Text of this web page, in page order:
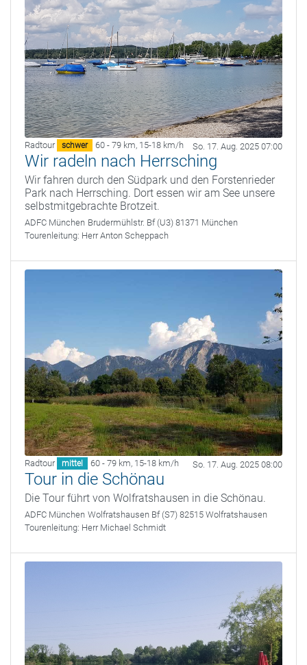
Radtour schwer 60 - 79 km, 15-18 km/h So. 17. Aug. 2025 07:00
Wir radeln nach Herrsching
Wir fahren durch den Südpark und den Forstenrieder
Park nach Herrsching. Dort essen wir am See unsere
selbstmitgebrachte Brotzeit.
ADFC München Brudermühlstr. Bf (U3) 81371 München
Tourenleitung: Herr Anton Scheppach
Radtour mittel 60 - 79 km, 15-18 km/h So. 17. Aug. 2025 08:00
Tour in die Schönau
Die Tour führt von Wolfratshausen in die Schönau.
ADFC München Wolfratshausen Bf (S7) 82515 Wolfratshausen
Tourenleitung: Herr Michael Schmidt